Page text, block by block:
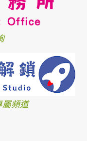
屬頻道